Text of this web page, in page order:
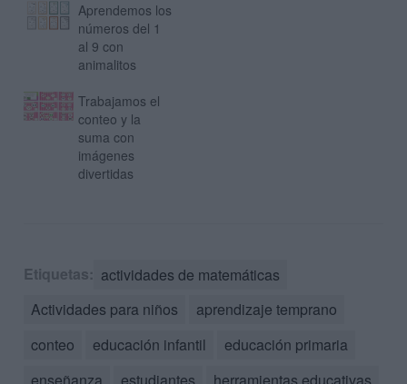
Aprendemos los
números del 1
al 9 con
animalitos
Trabajamos el
conteo y la
suma con
imágenes
divertidas
Etiquetas: actividades de matemáticas
Actividades para niños
aprendizaje temprano
conteo
educación infantil
educación primaria
enseñanza
estudiantes herramientas educativas